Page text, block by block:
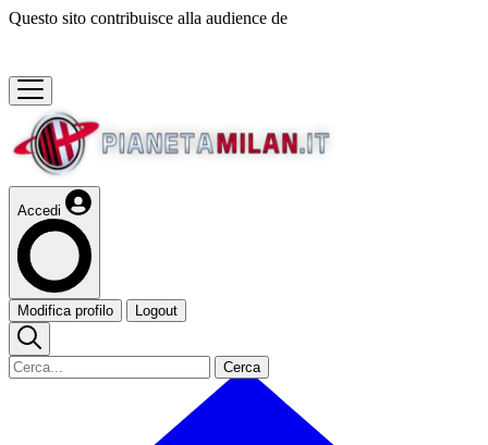
Questo sito contribuisce alla audience de
Accedi
Modifica profilo Logout
Cerca